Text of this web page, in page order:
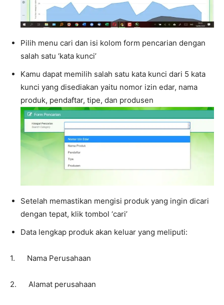
Pilih menu cari dan isi kolom form pencarian dengan
salah satu ‘kata kunci’
Kamu dapat memilih salah satu kata kunci dari 5 kata
kunci yang disediakan yaitu nomor izin edar, nama
produk, pendaftar, tipe, dan produsen
Setelah memastikan mengisi produk yang ingin dicari
dengan tepat, klik tombol ‘cari’
Data lengkap produk akan keluar yang meliputi:
1. Nama Perusahaan
2. Alamat perusahaan